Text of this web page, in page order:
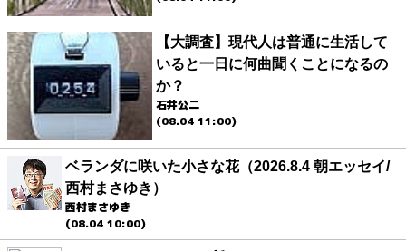
【大調査】現代人は普通に生活して
いると一日に何曲聞くことになるの
か？
石井公二
(08.04 11:00)
ベランダに咲いた小さな花（2026.8.4 朝エッセイ/
西村まさゆき）
西村まさゆき
(08.04 10:00)